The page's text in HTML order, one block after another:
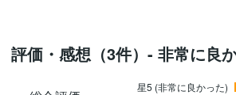
評価・感想（3件）- 非常に良
星5 (非常に良かった)